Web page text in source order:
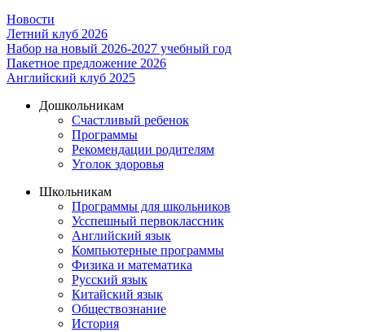
Новости
Летний клуб 2026
Набор на новый 2026-2027 учебный год
Пакетное предложение 2026
Английский клуб 2025
Дошкольникам
Счастливый ребенок
Программы
Рекомендации родителям
Уголок здоровья
Школьникам
Программы для школьников
Усспешный первоклассник
Английский язык
Компьютерные программы
Физика и математика
Русский язык
Китайский язык
Обществознание
История